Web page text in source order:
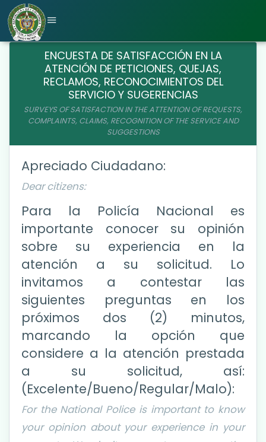
ENCUESTA DE SATISFACCIÓN EN LA
ATENCIÓN DE PETICIONES, QUEJAS,
RECLAMOS, RECONOCIMIENTOS DEL
SERVICIO Y SUGERENCIAS
SURVEYS OF SATISFACTION IN THE ATTENTION OF REQUESTS,
COMPLAINTS, CLAIMS, RECOGNITION OF THE SERVICE AND
SUGGESTIONS
Apreciado Ciudadano:
Dear citizens:
Para la Policía Nacional es
importante conocer su opinión
sobre su experiencia en la
atención a su solicitud. Lo
invitamos a contestar las
siguientes preguntas en los
próximos dos (2) minutos,
marcando la opción que
considere a la atención prestada
a su solicitud, así:
(Excelente/Bueno/Regular/Malo):
For the National Police is important to know
your opinion about your experience in your